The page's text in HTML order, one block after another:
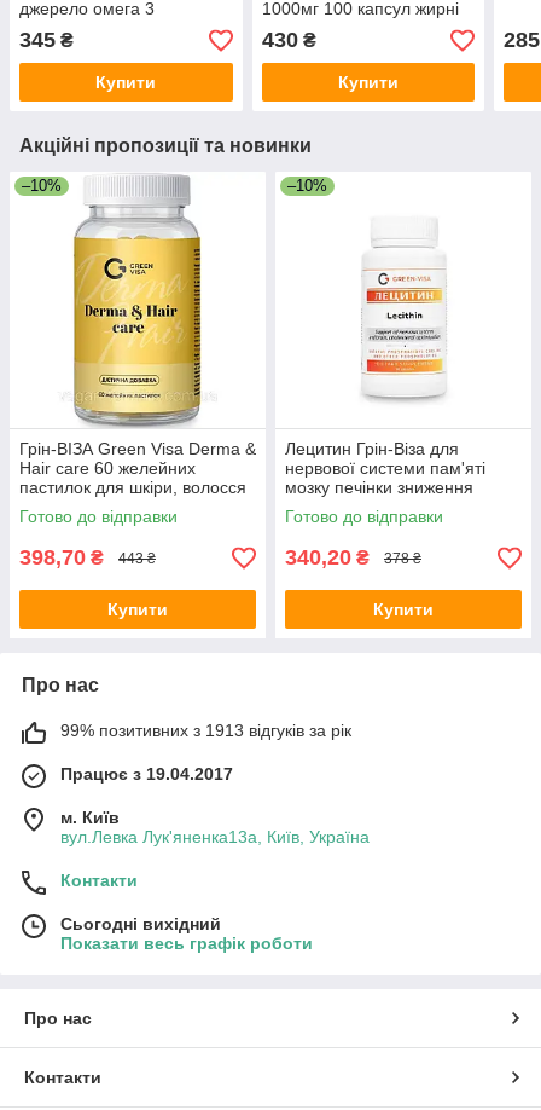
джерело омега 3
345 ₴
Купити
1000мг 100 капсул жирні
кислоти EPA та DHA
430₴
Купити
285
Акційні пропозиції та новинки
–10%
Грін-ВІЗА Green Visa Derma &
Hair care 60 желейних
пастилок для шкіри, волосся
й нігтів з колагеном і
коензимом Q10
Готово до відправки
398,70 ₴ 443 ₴
Купити
–10%
Лецитин Грін-Віза для
нервової системи пам'яті
мозку печінки зниження
холестерину 90 капс.
соняшниковий лецитин
Готово до відправки
340,20 ₴ 378 ₴
Купити
Про нас
99% позитивних з 1913 відгуків за рік
Працює з 19.04.2017
м. Київ
вул.Левка Лук'яненка13а, Київ, Україна
Контакти
Сьогодні вихідний
Показати весь графік роботи
Про нас
Контакти